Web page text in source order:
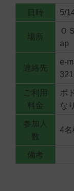
日時 5/
場所
Ｏ
ap
連絡先
e-
ご利用
料金
ボ
な
参加人
数
4名
備考